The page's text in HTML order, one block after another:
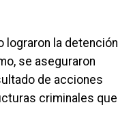
lograron la detención
se aseguraron
de acciones
criminales que